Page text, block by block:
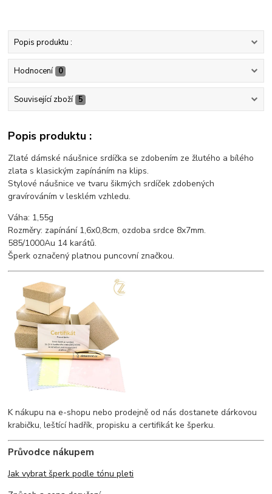
Popis produktu :
Hodnocení 0
Související zboží 5
Popis produktu :
Zlaté dámské náušnice srdíčka se zdobením ze žlutého a bílého
zlata s klasickým zapínáním na klips.
Stylové náušnice ve tvaru šikmých srdíček zdobených
gravírováním v lesklém vzhledu.
Váha: 1,55g
Rozměry: zapínání 1,6x0,8cm, ozdoba srdce 8x7mm.
585/1000Au 14 karátů.
Šperk označený platnou puncovní značkou.
K nákupu na e-shopu nebo prodejně od nás dostanete dárkovou
krabičku, leštící hadřík, propisku a certifikát ke šperku.
Průvodce nákupem
Jak vybrat šperk podle tónu pleti